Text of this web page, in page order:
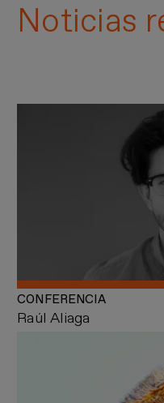
Noticias
Raúl Aliaga
CONFERENCIA